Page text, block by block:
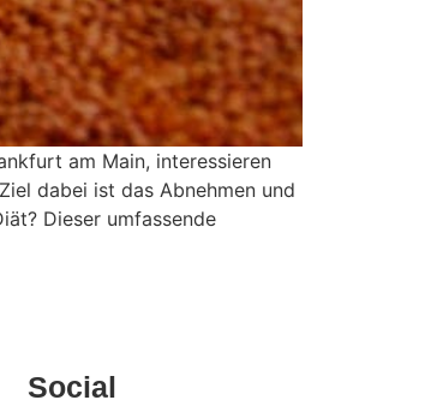
am Main, interessieren
dabei ist das Abnehmen und
Dieser umfassende
Social